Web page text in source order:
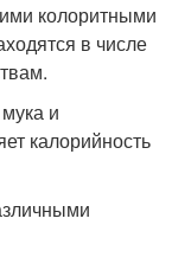
колоритными
в числе
и
калорийность